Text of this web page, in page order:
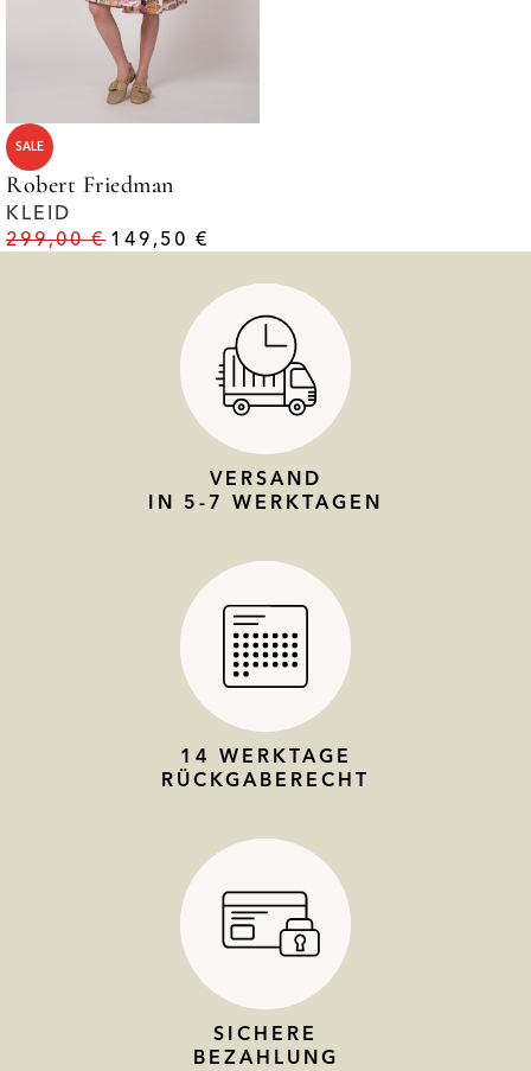
SALE
Robert Friedman
KLEID
299,00€ 149,50€
VERSAND
IN 5-7 WERKTAGEN
14 WERKTAGE
RÜCKGABERECHT
SICHERE
BEZAHLUNG